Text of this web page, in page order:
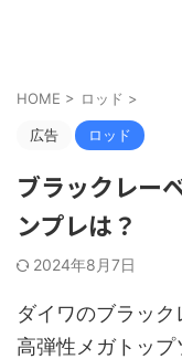
HOME > ロッド >
広告 ロッド
ブラックレー
ンプレは？
2024年8月7日
ダイワのブラック
高弾性メガトッ